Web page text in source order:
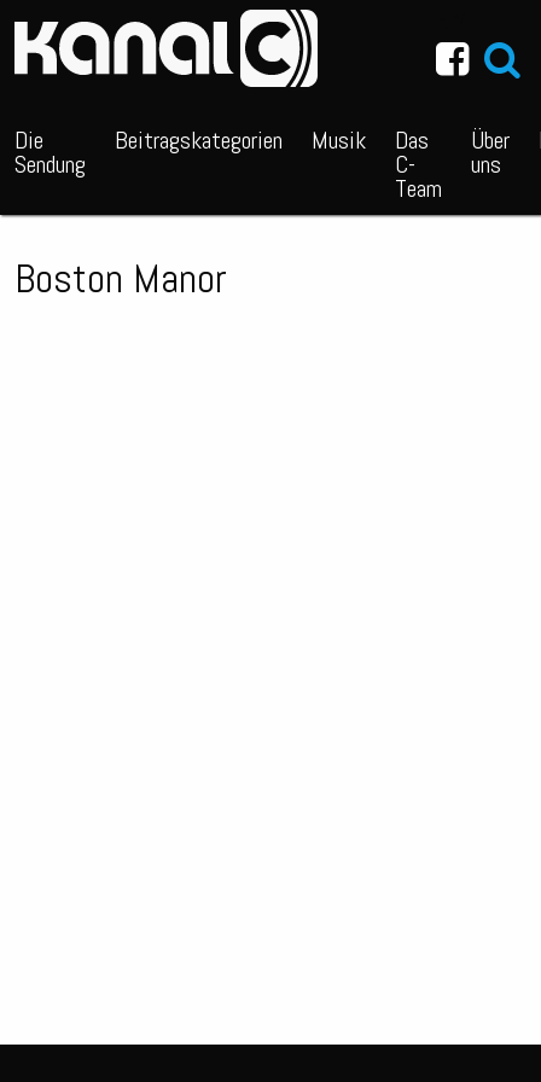
Die
Sendung
Beitragskategorien Musik Das
C-
Team
Über
uns
Boston Manor